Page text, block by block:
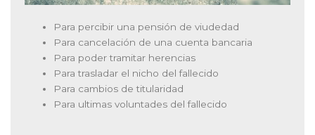
Para percibir una pensión de viudedad
Para cancelación de una cuenta bancaria
Para poder tramitar herencias
Para trasladar el nicho del fallecido
Para cambios de titularidad
Para ultimas voluntades del fallecido